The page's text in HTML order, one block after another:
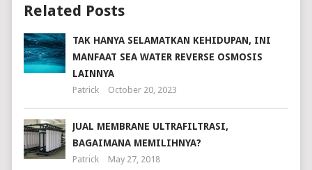
Related Posts
TAK HANYA SELAMATKAN KEHIDUPAN, INI
MANFAAT SEA WATER REVERSE OSMOSIS
LAINNYA
Patrick October 20, 2023
JUAL MEMBRANE ULTRAFILTRASI,
BAGAIMANA MEMILIHNYA?
Patrick May 27, 2018